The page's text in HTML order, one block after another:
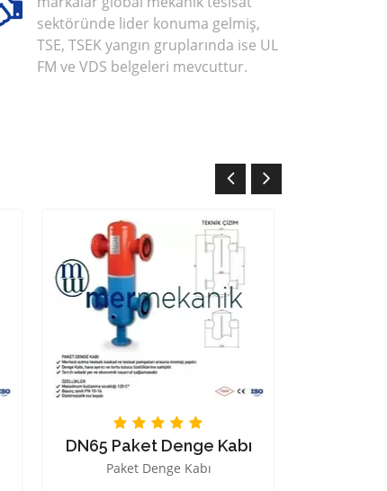
sektöründe lider konuma gelmiş,
TSE, TSEK yangın gruplarında ise UL
FM ve VDS belgeleri mevcuttur.
DN65 Paket Denge Kabı
Paket Denge Kabı